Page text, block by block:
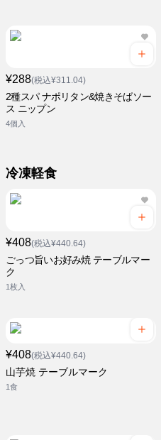
¥288(税込¥311.04)
2種スパ ナポリタン&焼きそばソー
ス ニップン
4個入
冷凍軽食
¥408(税込¥440.64)
ごっつ旨いお好み焼 テーブルマー
ク
1枚入
¥408(税込¥440.64)
山芋焼 テーブルマーク
1食